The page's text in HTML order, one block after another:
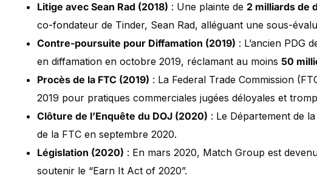
Litige avec Sean Rad (2018) : Une plainte de 2 milliards de
co-fondateur de Tinder, Sean Rad, alléguant une sous-
Contre-poursuite pour Diffamation (2019) : L’ancien PDG
en diffamation en octobre 2019, réclamant au moins 50
Procès de la FTC (2019) : La Federal Trade Commission
2019 pour pratiques commerciales jugées déloyales et
Clôture de l’Enquête du DOJ (2020) : Le Département de
de la FTC en septembre 2020.
Législation (2020) : En mars 2020, Match Group est
soutenir le “Earn It Act of 2020”.